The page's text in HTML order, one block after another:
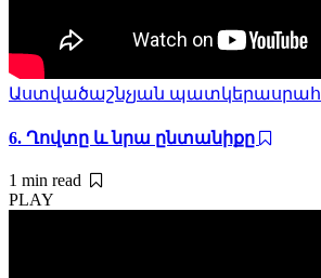
Աստվածաշնչյան պատկերասրահ
6. Ղովտը և նրա ընտանիքը
1 min read
PLAY